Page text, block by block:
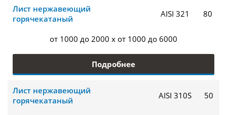
Лист нержавеющий
горячекатаный
AISI 321 80
от 1000 до 2000 x от 1000 до 6000
Подробнее
Лист нержавеющий
горячекатаный
AISI 310S 50